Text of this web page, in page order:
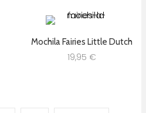
Mochila Fairies Little Dutch
19,95 €